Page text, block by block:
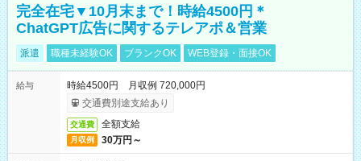
完全在宅▼10月末まで！時給4500円＊
ChatGPT広告に関するテレアポ＆営業
派遣 職種未経験OK ブランクOK WEB登録・面接OK
給与
時給4500円 月収例 720,000円
交通費別途支給あり
交通費 全額支給
月収例 30万円～